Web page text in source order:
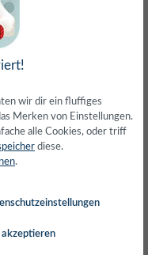
u…
wir dir ein fluffiges
Merken von Einstellungen.
alle Cookies, oder triff
diese.
.